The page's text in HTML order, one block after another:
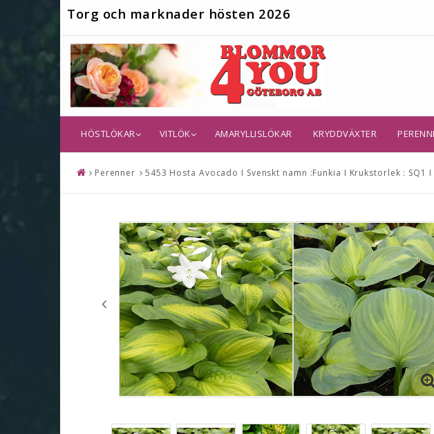
Torg och marknader hösten 2026
HÖSTLÖKAR VITLÖK AMARYLLISLÖKAR KRYDDVÄXTER
Perenner 5453 Hosta Avocado I Svenskt namn :Funkia I Krukstorlek :